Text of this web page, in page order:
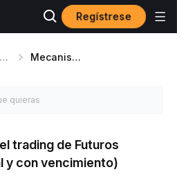
Regístrese
Productos de Trading Mecanismo de Trading de Futures
trading de Futuros
y con vencimiento)